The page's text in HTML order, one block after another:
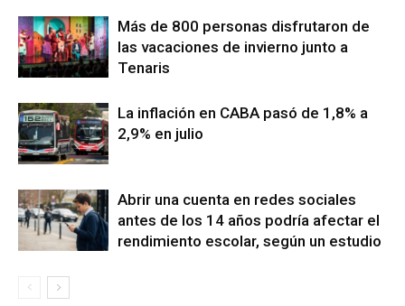
Más de 800 personas disfrutaron de
las vacaciones de invierno junto a
Tenaris
La inflación en CABA pasó de 1,8% a
2,9% en julio
Abrir una cuenta en redes sociales
antes de los 14 años podría afectar el
rendimiento escolar, según un estudio